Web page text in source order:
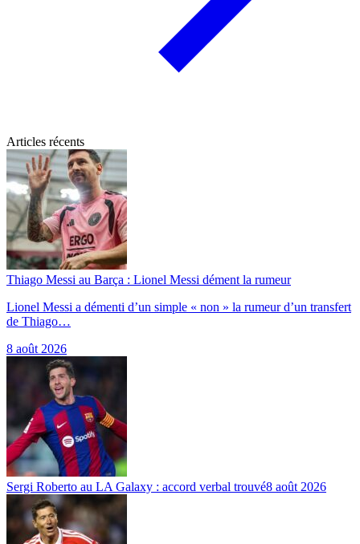
Articles récents
Thiago Messi au Barça : Lionel Messi dément la rumeur
Lionel Messi a démenti d’un simple « non » la rumeur d’un transfert
de Thiago…
8 août 2026
Sergi Roberto au LA Galaxy : accord verbal trouvé8 août 2026